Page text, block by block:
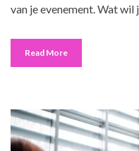
van je evenement. Wat
Read More